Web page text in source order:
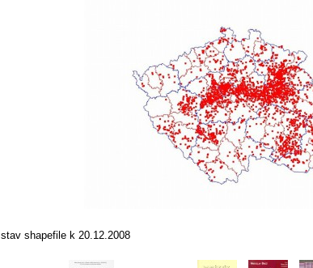
stav shapefile k 20.12.2008